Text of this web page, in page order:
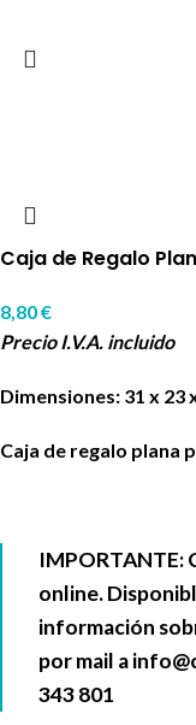
Caja de Regalo
8,80€
Precio I.V.A. incluido
Dimensiones: 31 x 23
Caja de regalo plana
IMPORTANTE:
online.
información
por mail a
343 801